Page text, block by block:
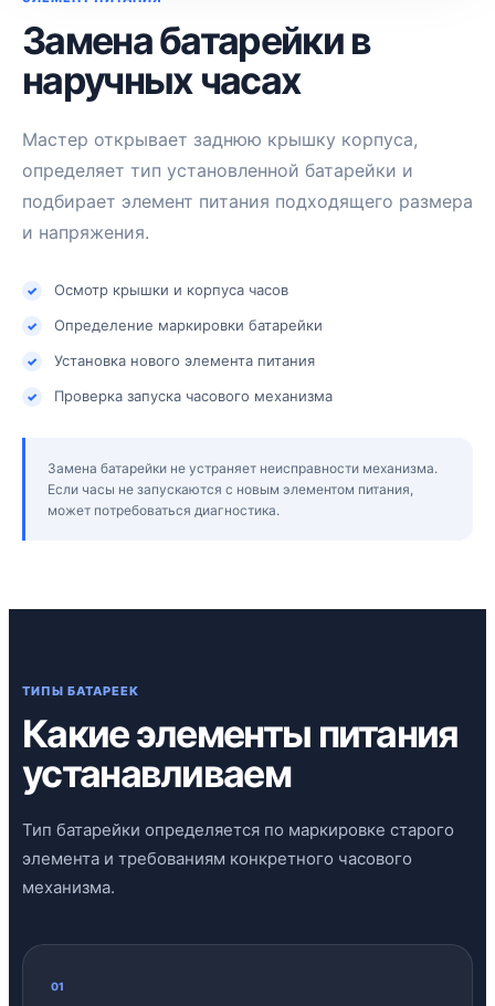
Замена батарейки в
наручных часах
Мастер открывает заднюю крышку корпуса,
определяет тип установленной батарейки и
подбирает элемент питания подходящего размера
и напряжения.
Осмотр крышки и корпуса часов
Определение маркировки батарейки
Установка нового элемента питания
Проверка запуска часового механизма
Замена батарейки не устраняет неисправности механизма.
Если часы не запускаются с новым элементом питания,
может потребоваться диагностика.
ТИПЫ БАТАРЕЕК
Какие элементы питания
устанавливаем
Тип батарейки определяется по маркировке старого
элемента и требованиям конкретного часового
механизма.
01